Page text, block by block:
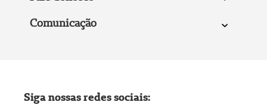
Comunicação
Siga nossas redes sociais: